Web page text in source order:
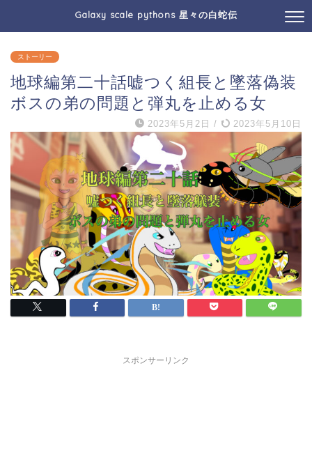
Galaxy scale pythons 星々の白蛇伝
ストーリー
地球編第二十話嘘つく組長と墜落偽装
ボスの弟の問題と弾丸を止める女
2023年5月2日 / 2023年5月10日
スポンサーリンク